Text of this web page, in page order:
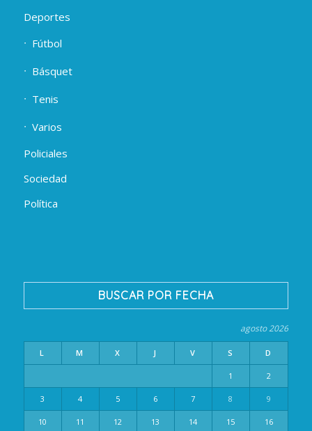
Deportes
Fútbol
Básquet
Tenis
Varios
Policiales
Sociedad
Política
BUSCAR POR FECHA
agosto 2026
L M X J V S D
1 2
3 4 5 6 7 8 9
10 11 12 13 14 15 16